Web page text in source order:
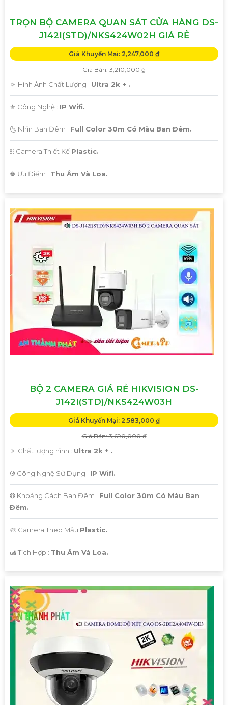
TRỌN BỘ CAMERA QUAN SÁT CỬA HÀNG DS-
J142I(STD)/NKS424W02H GIÁ RẺ
Giá Khuyến Mại: 2,247,000 ₫
Giá Bán: 3,210,000 ₫
🔅 Hình Ành Chất Lượng : Ultra 2k + .
⚜️ Công Nghệ : IP Wifi.
🌜 Nhìn Ban Đêm : Full Color 30m Có Màu Ban Ðêm.
⛓ Camera Thiết Kế Plastic.
️♚ Ưu Điểm : Thu Âm Và Loa.
BỘ 2 CAMERA GIÁ RẺ HIKVISION DS-
J142I(STD)/NKS424W03H
Giá Khuyến Mại: 2,583,000 ₫
Giá Bán: 3,690,000 ₫
🔅 Chất lượng hình : Ultra 2k + .
®️ Công Nghệ Sử Dụng : IP Wifi.
❂ Khoảng Cách Ban Đêm : Full Color 30m Có Màu Ban
Ðêm.
🎨 Camera Theo Mẫu Plastic.
️🛃 Tích Hợp : Thu Âm Và Loa.